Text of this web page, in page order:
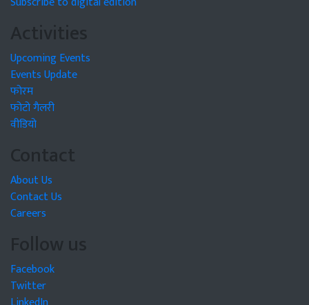
Activities
Upcoming Events
Events Update
फोरम
फोटो गैलरी
वीडियो
Contact
About Us
Contact Us
Careers
Follow us
Facebook
Twitter